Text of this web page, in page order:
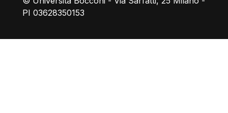
PI 03628350153